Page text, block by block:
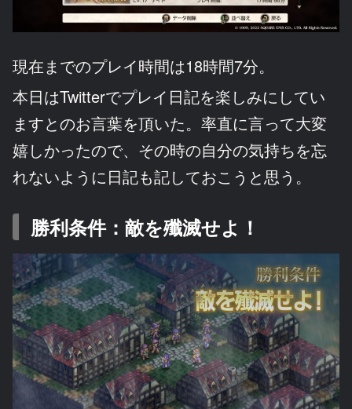
現在までのプレイ時間は18時間7分。
本日はTwitterでプレイ日記を楽しみにしてい
ますとのお言葉を頂いた。率直に言って大変
嬉しかったので、その時の自分の気持ちを忘
れないように日記も記しておこうと思う。
勝利条件：敵を殲滅せよ！